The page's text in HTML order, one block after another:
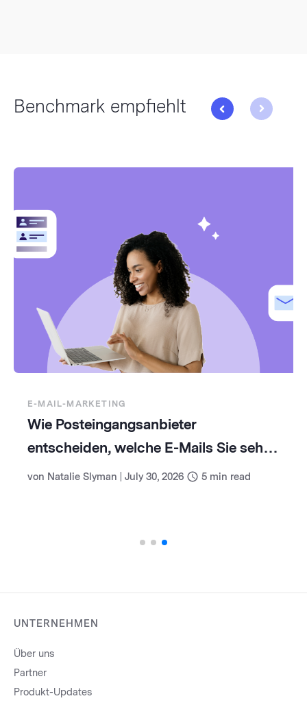
Benchmark empfiehlt
E-MAIL-MARKETING
Wie Posteingangsanbieter
entscheiden, welche E-Mails Sie sehen
(und wie Sie damit umgehen)
von Natalie Slyman July 30, 2026 5 min read
UNTERNEHMEN
Über uns
Partner
Produkt-Updates